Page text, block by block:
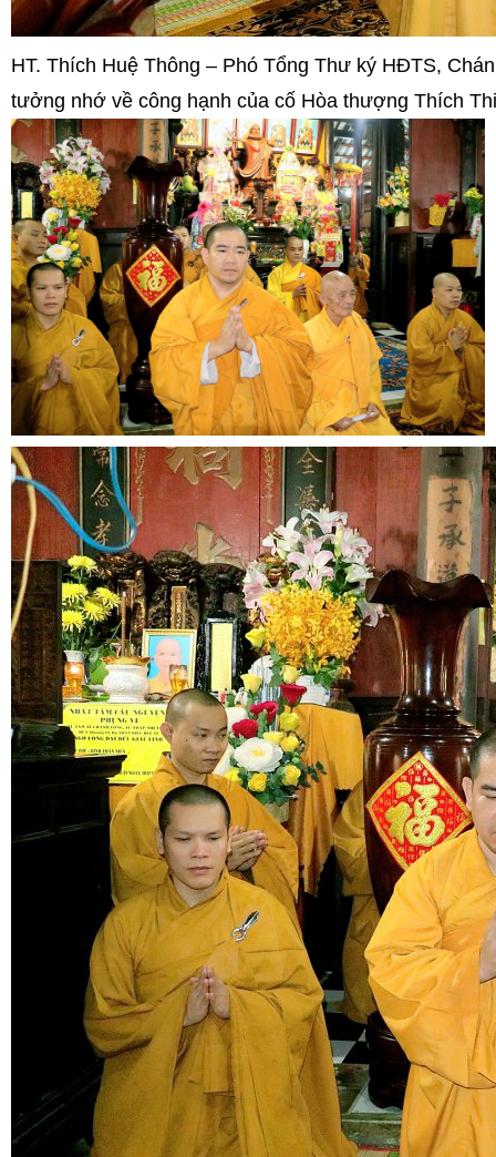
HT. Thích Huệ Thông – Phó Tổng Thư ký HĐTS,
tưởng nhớ về công hạnh của cố Hòa thượng Thích